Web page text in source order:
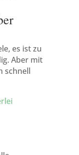
es ist zu
Aber mit
schnell